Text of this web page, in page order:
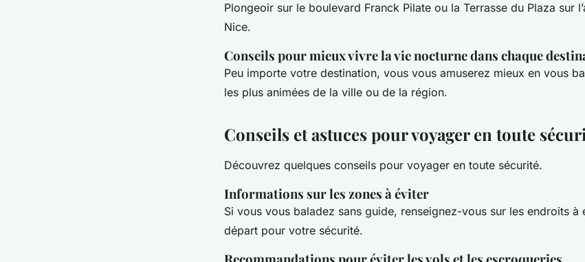
Plongeoir sur le boulevard Franck Pilate ou la Terrasse du Plaza sur
Nice.
Conseils pour mieux vivre la vie nocturne dans chaque
Peu importe votre destination, vous vous amuserez mieux en vous
les plus animées de la ville ou de la région.
Conseils et astuces pour voyager en toute
Découvrez quelques conseils pour voyager en toute sécurité.
Informations sur les zones à éviter
Si vous vous baladez sans guide, renseignez-vous sur les endroits à
départ pour votre sécurité.